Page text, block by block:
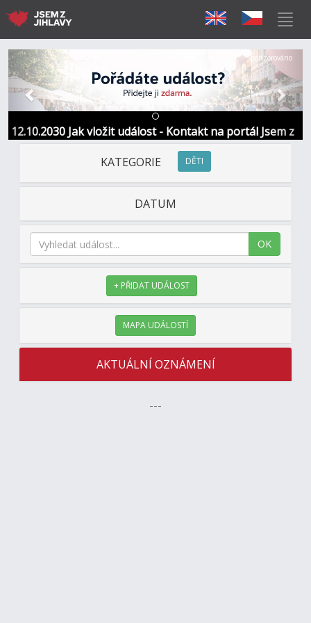
12.10.2030 Jak vložit událost - Kontakt na portál Jsem z
Jihlavy
Předchozí Další
Sponzorováno
KATEGORIE DĚTI
DATUM
OK
+ PŘIDAT UDÁLOST
MAPA UDÁLOSTÍ
AKTUÁLNÍ OZNÁMENÍ
---